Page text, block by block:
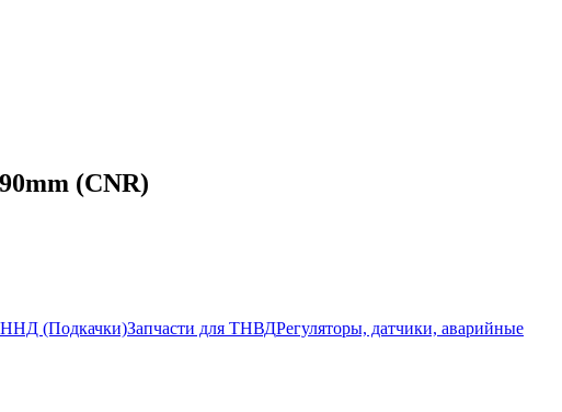
(CNR)
(Подкачки)Запчасти для ТНВДРегуляторы, датчики, аварийные